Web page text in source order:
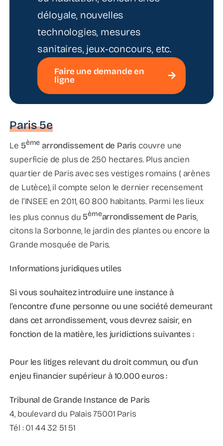
déloyale, nouvelles
technologies, mesures
sanitaires, jeux‑concours, etc.
Faire une demande en
ligne
Paris 5e
Le 5ème arrondissement de Paris couvre une
superficie de plus de 250 hectares. Plus ancien
quartier de Paris avec ses vestiges romains ( arènes
de Lutèce), il compte selon le dernier recensement
de l’INSEE en 2011, 60 800 habitants. Parmi les lieux
les plus connus du 5èmearrondissement de Paris,
citons la Sorbonne, le jardin des plantes ou encore la
Grande mosquée de Paris.
Informations juridiques utiles
Si vous souhaitez introduire une instance à
l’encontre d’une personne ou une société demeurant
dans cet arrondissement, vous devrez saisir, en
fonction de la matière, les juridictions suivantes :
Pour les litiges relevant du droit commun, ou d’un
enjeu financier supérieur à 10.000 euros :
Tribunal de Grande Instance de Paris
4, boulevard du Palais 75001 Paris
Tél : 01 44 32 51 51